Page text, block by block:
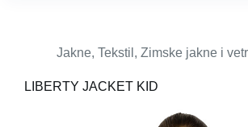
Jakne, Tekstil , Zimske jakne i
LIBERTY JACKET KID